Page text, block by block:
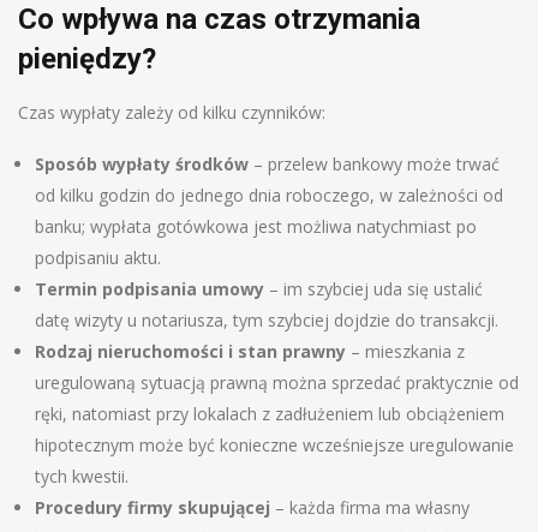
Co wpływa na czas otrzymania
pieniędzy?
Czas wypłaty zależy od kilku czynników:
Sposób wypłaty środków – przelew bankowy może trwać
od kilku godzin do jednego dnia roboczego, w zależności od
banku; wypłata gotówkowa jest możliwa natychmiast po
podpisaniu aktu.
Termin podpisania umowy – im szybciej uda się ustalić
datę wizyty u notariusza, tym szybciej dojdzie do transakcji.
Rodzaj nieruchomości i stan prawny – mieszkania z
uregulowaną sytuacją prawną można sprzedać praktycznie od
ręki, natomiast przy lokalach z zadłużeniem lub obciążeniem
hipotecznym może być konieczne wcześniejsze uregulowanie
tych kwestii.
Procedury firmy skupującej – każda firma ma własny